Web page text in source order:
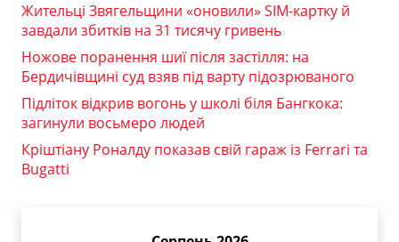
Жительці Звягельщини «оновили» SIM-картку й
завдали збитків на 31 тисячу гривень
Ножове поранення шиї після застілля: на
Бердичівщині суд взяв під варту підозрюваного
Підліток відкрив вогонь у школі біля Бангкока:
загинули восьмеро людей
Кріштіану Роналду показав свій гараж із Ferrari та
Bugatti